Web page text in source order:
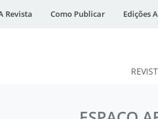
Revista Como Publicar Edições
DESidades